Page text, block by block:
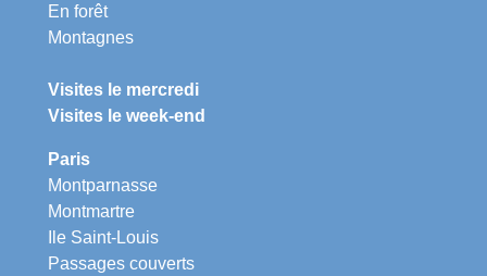
En forêt
Montagnes
Visites le mercredi
Visites le week-end
Paris
Montparnasse
Montmartre
Ile Saint-Louis
Passages couverts